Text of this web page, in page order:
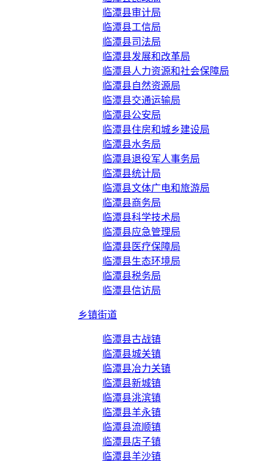
临潭县审计局
临潭县工信局
临潭县司法局
临潭县发展和改革局
临潭县人力资源和社会保障局
临潭县自然资源局
临潭县交通运输局
临潭县公安局
临潭县住房和城乡建设局
临潭县水务局
临潭县退役军人事务局
临潭县统计局
临潭县文体广电和旅游局
临潭县商务局
临潭县科学技术局
临潭县应急管理局
临潭县医疗保障局
临潭县生态环境局
临潭县税务局
临潭县信访局
乡镇街道
临潭县古战镇
临潭县城关镇
临潭县冶力关镇
临潭县新城镇
临潭县洮滨镇
临潭县羊永镇
临潭县流顺镇
临潭县店子镇
临潭县羊沙镇